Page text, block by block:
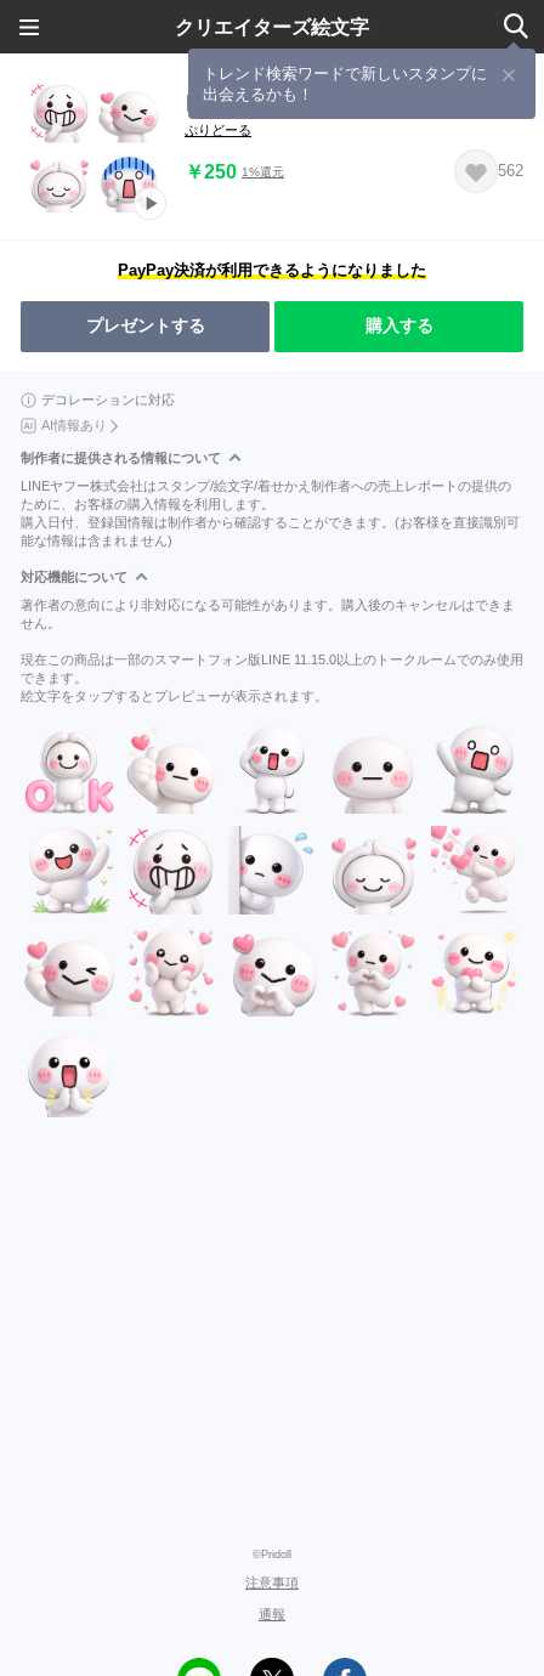
クリエイターズ絵文字
トレンド検索ワードで新しいスタンプに
出会えるかも！
▶︎動く【毎日１００％】3D ⑩
ぷりどーる
￥250 1%還元 562
PayPay決済が利用できるようになりました
プレゼントする 購入する
デコレーションに対応
AI情報あり
制作者に提供される情報について
LINEヤフー株式会社はスタンプ/絵文字/着せかえ制作者への売上レポートの提供の
ために、お客様の購入情報を利用します。
購入日付、登録国情報は制作者から確認することができます。(お客様を直接識別可
能な情報は含まれません)
対応機能について
著作者の意向により非対応になる可能性があります。購入後のキャンセルはできま
せん。
現在この商品は一部のスマートフォン版LINE 11.15.0以上のトークルームでのみ使用
できます。
絵文字をタップするとプレビューが表示されます。
©Pridoll
注意事項
通報